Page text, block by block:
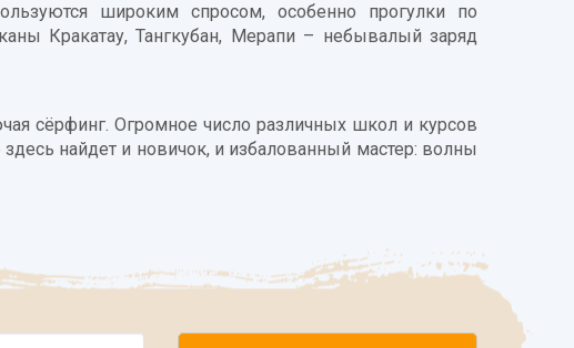
широким спросом, особенно прогулки по
Кракатау, Тангкубан, Мерапи – небывалый заряд
сёрфинг. Огромное число различных школ и курсов
найдет и новичок, и избалованный мастер: волны